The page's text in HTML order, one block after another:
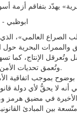
ابوظبي -
الصراع العالمي»،
والممرات البحرية
وتُعرقل الإنتاج، كما
وتُعمق تحديات الأمن الغذائي في جميع أنحاء العالم.
بموجب اتفاقية
لا يحقُّ لأي دولة
الأخيرة في مضيق